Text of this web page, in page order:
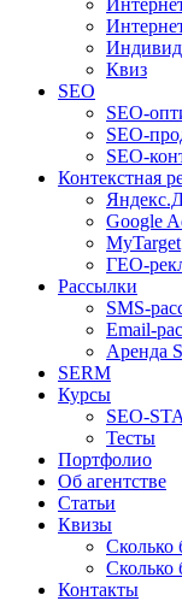
Квиз
SEO
SEO-
SEO-
SEO-
Контекстная
Google
MyTarget
ГЕО-
Рассылки
SMS-
Email-
Аренда
SERM
Курсы
SEO-
Тесты
Портфолио
Об агентстве
Статьи
Квизы
Сколько
Сколько
Контакты